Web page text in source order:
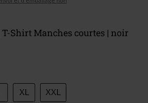
T-Shirt Manches courtes | noir
XL XXL